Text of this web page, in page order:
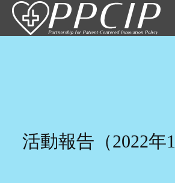
活動報告（2022年1